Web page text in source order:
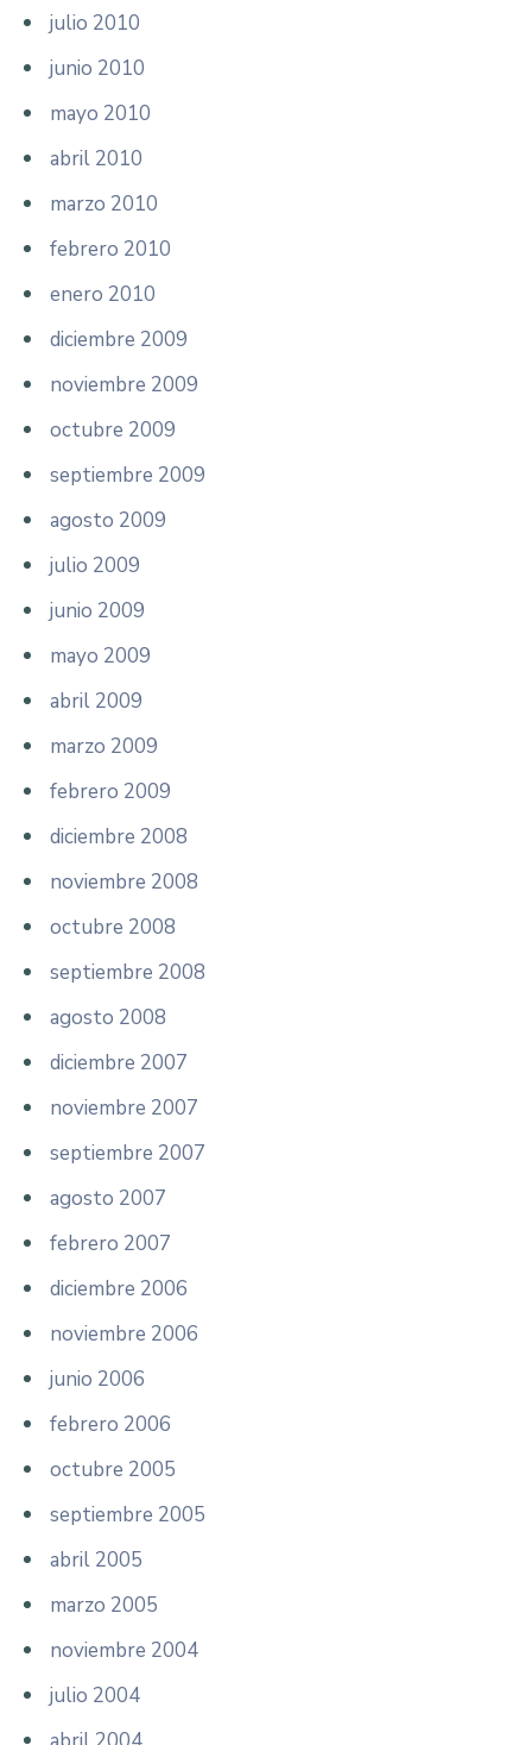
julio 2010
junio 2010
mayo 2010
abril 2010
marzo 2010
febrero 2010
enero 2010
diciembre 2009
noviembre 2009
octubre 2009
septiembre 2009
agosto 2009
julio 2009
junio 2009
mayo 2009
abril 2009
marzo 2009
febrero 2009
diciembre 2008
noviembre 2008
octubre 2008
septiembre 2008
agosto 2008
diciembre 2007
noviembre 2007
septiembre 2007
agosto 2007
febrero 2007
diciembre 2006
noviembre 2006
junio 2006
febrero 2006
octubre 2005
septiembre 2005
abril 2005
marzo 2005
noviembre 2004
julio 2004